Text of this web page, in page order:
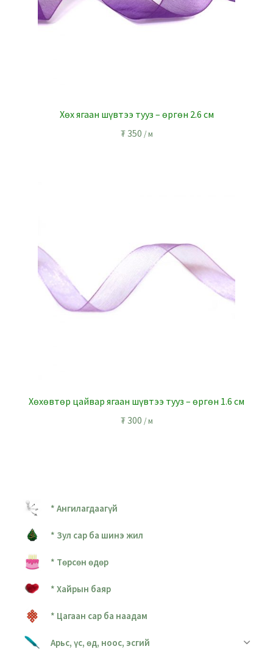
Хөх ягаан шүвтээ тууз – өргөн 2.6 см
₮350 / м
Хөхөвтөр цайвар ягаан шүвтээ тууз – өргөн 1.6 см
₮300 / м
* Ангилагдаагүй
* Зул сар ба шинэ жил
* Төрсөн өдөр
* Хайрын баяр
* Цагаан сар ба наадам
Арьс, үс, өд, ноос, эсгий